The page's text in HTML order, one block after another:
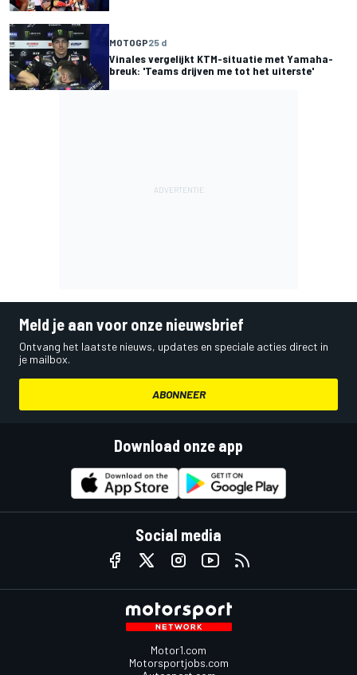
MOTOGP25 d
Vinales vergelijkt KTM-situatie met Yamaha-
breuk: 'Teams drijven me tot het uiterste'
Meld je aan voor onze nieuwsbrief
Ontvang het laatste nieuws, updates en speciale acties direct in
je mailbox.
ABONNEER
Download onze app
Social media
Motor1.com
Motorsportjobs.com